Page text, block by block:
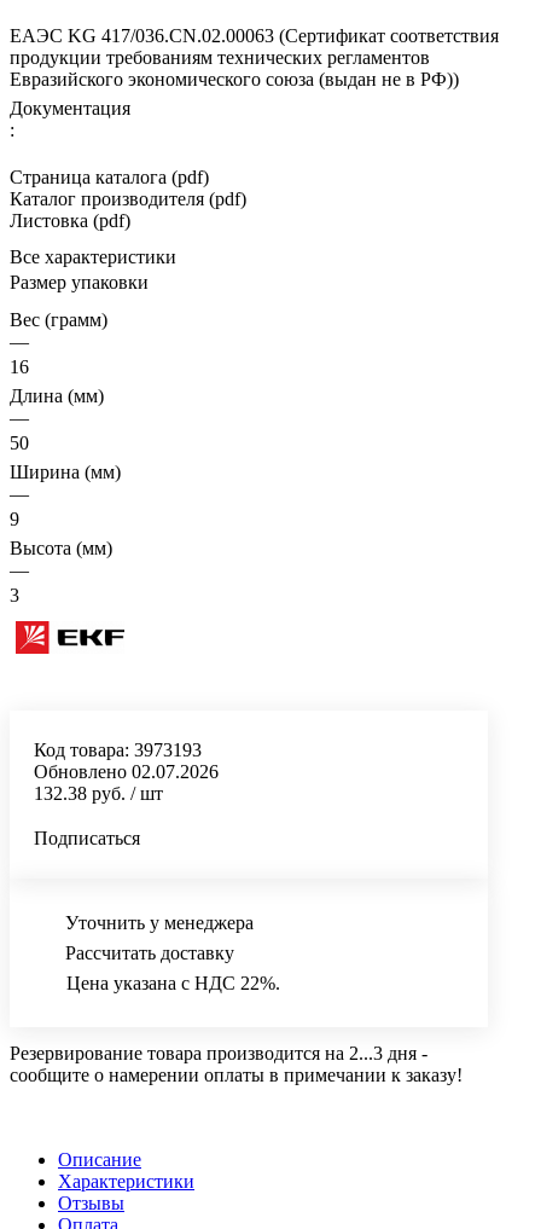
ЕАЭС KG 417/036.CN.02.00063 (Сертификат соответствия
продукции требованиям технических регламентов
Евразийского экономического союза (выдан не в РФ))
Документация
:
Страница каталога (pdf)
Каталог производителя (pdf)
Листовка (pdf)
Все характеристики
Размер упаковки
Вес (грамм)
—
16
Длина (мм)
—
50
Ширина (мм)
—
9
Высота (мм)
—
3
Код товара: 3973193
Обновлено 02.07.2026
132.38 руб. / шт
Подписаться
Уточнить у менеджера
Рассчитать доставку
Цена указана с НДС 22%.
Резервирование товара производится на 2...3 дня -
сообщите о намерении оплаты в примечании к заказу!
Описание
Характеристики
Отзывы
Оплата